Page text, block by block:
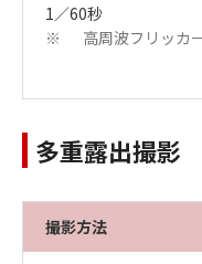
1／60秒
※ 高周波フリッカ
多重露出撮影
撮影方法